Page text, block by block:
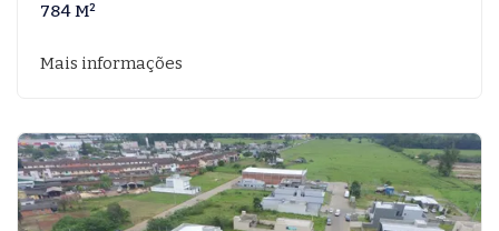
784 M²
Mais informações